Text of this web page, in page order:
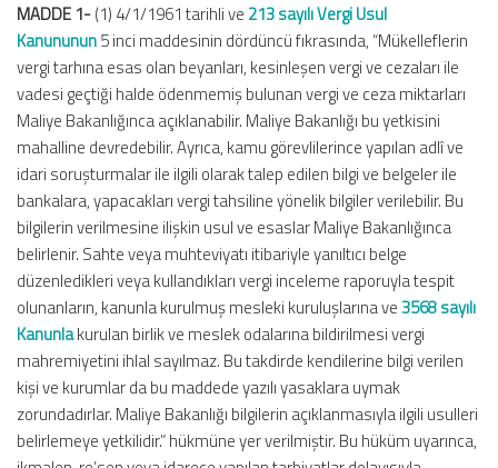
MADDE 1-(1) 4/1/1961 tarihli ve 213 sayılı Vergi Usul
Kanununun5 inci maddesinin dördüncü fıkrasında, “Mükelleflerin
vergi tarhına esas olan beyanları, kesinleşen vergi ve cezaları ile
vadesi geçtiği halde ödenmemiş bulunan vergi ve ceza miktarları
Maliye Bakanlığınca açıklanabilir. Maliye Bakanlığı bu yetkisini
mahalline devredebilir. Ayrıca, kamu görevlilerince yapılan adlî ve
idari soruşturmalar ile ilgili olarak talep edilen bilgi ve belgeler ile
bankalara, yapacakları vergi tahsiline yönelik bilgiler verilebilir. Bu
bilgilerin verilmesine ilişkin usul ve esaslar Maliye Bakanlığınca
belirlenir. Sahte veya muhteviyatı itibariyle yanıltıcı belge
düzenledikleri veya kullandıkları vergi inceleme raporuyla tespit
olunanların, kanunla kurulmuş mesleki kuruluşlarına ve3568 sayılı
Kanunlakurulan birlik ve meslek odalarına bildirilmesi vergi
mahremiyetini ihlal sayılmaz. Bu takdirde kendilerine bilgi verilen
kişi ve kurumlar da bu maddede yazılı yasaklara uymak
zorundadırlar. Maliye Bakanlığı bilgilerin açıklanmasıyla ilgili usulleri
belirlemeye yetkilidir.” hükmüne yer verilmiştir. Bu hüküm uyarınca,